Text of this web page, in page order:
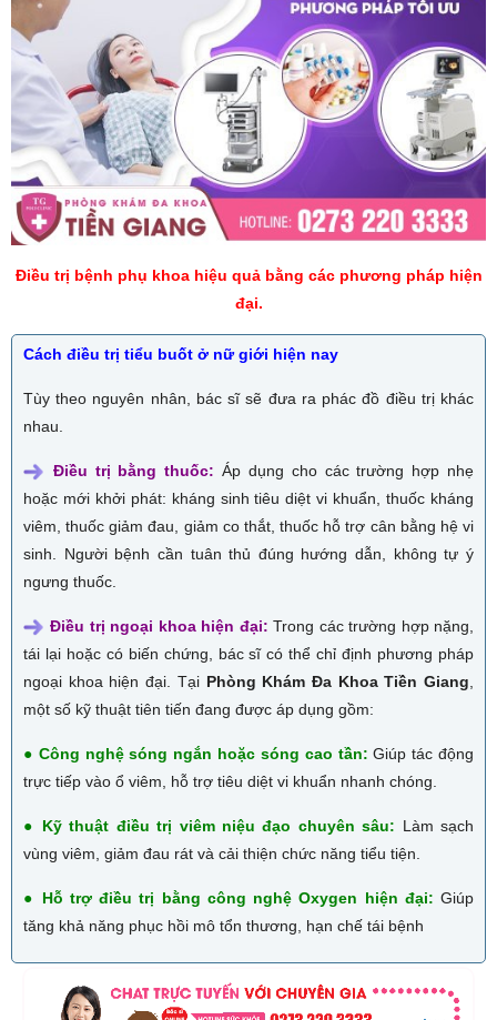
Điều trị bệnh phụ khoa hiệu quả bằng các phương pháp hiện
đại.
Cách điều trị tiểu buốt ở nữ giới hiện nay
Tùy theo nguyên nhân, bác sĩ sẽ đưa ra phác đồ điều trị khác
nhau.
Điều trị bằng thuốc:Áp dụng cho các trường hợp nhẹ
hoặc mới khởi phát: kháng sinh tiêu diệt vi khuẩn, thuốc kháng
viêm, thuốc giảm đau, giảm co thắt, thuốc hỗ trợ cân bằng hệ vi
sinh. Người bệnh cần tuân thủ đúng hướng dẫn, không tự ý
ngưng thuốc.
Điều trị ngoại khoa hiện đại:Trong các trường hợp nặng,
tái lại hoặc có biến chứng, bác sĩ có thể chỉ định phương pháp
ngoại khoa hiện đại. Tại Phòng Khám Đa Khoa Tiền Giang
một số kỹ thuật tiên tiến đang được áp dụng gồm:
● Công nghệ sóng ngắn hoặc sóng cao tần:Giúp tác động
trực tiếp vào ổ viêm, hỗ trợ tiêu diệt vi khuẩn nhanh chóng.
● Kỹ thuật điều trị viêm niệu đạo chuyên sâu: Làm sạch
vùng viêm, giảm đau rát và cải thiện chức năng tiểu tiện.
● Hỗ trợ điều trị bằng công nghệ Oxygen hiện đại: Giúp
tăng khả năng phục hồi mô tổn thương, hạn chế tái bệnh